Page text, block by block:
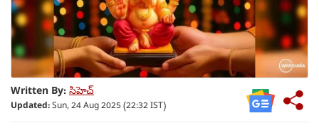
Written By: సిహెచ్
Updated:Sun, 24 Aug 2025 (22:32 IST)